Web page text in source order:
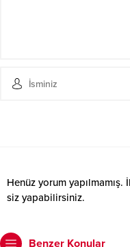
Henüz yorum yapılmamış.
siz yapabilirsiniz.
Benzer Konular